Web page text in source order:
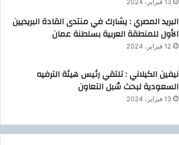
13 فبراير، 2024
البريد المصري : يشارك في منتدى القادة البريديين
الأول للمنطقة العربية بسلطنة عمان
12 فبراير، 2024
نيفين الكيلاني : تلتقي رئيس هيئة الترفيه
السعودية لبحث سُبل التعاون
13 فبراير، 2024